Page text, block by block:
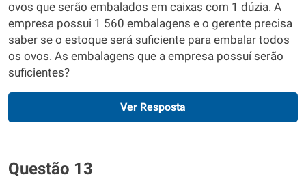
ovos que serão embalados em caixas com 1 dúzia. A
empresa possui 1 560 embalagens e o gerente precisa
saber se o estoque será suficiente para embalar todos
os ovos. As embalagens que a empresa possuí serão
suficientes?
Ver Resposta
Questão 13